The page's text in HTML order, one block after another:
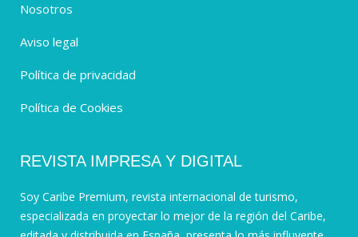
Nosotros
Aviso legal
Política de privacidad
Política de Cookies
REVISTA IMPRESA Y DIGITAL
Soy Caribe Premium, revista internacional de turismo,
especializada en proyectar lo mejor de la región del Caribe,